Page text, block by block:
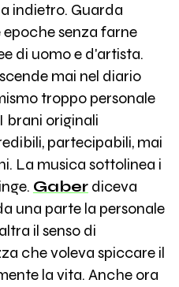
indietro. Guarda
senza farne
di uomo e d'artista.
mai nel diario
troppo personale
brani originali
partecipabili, mai
La musica sottolinea i
Gaberdiceva
una parte la personale
il senso di
che voleva spiccare il
la vita. Anche ora